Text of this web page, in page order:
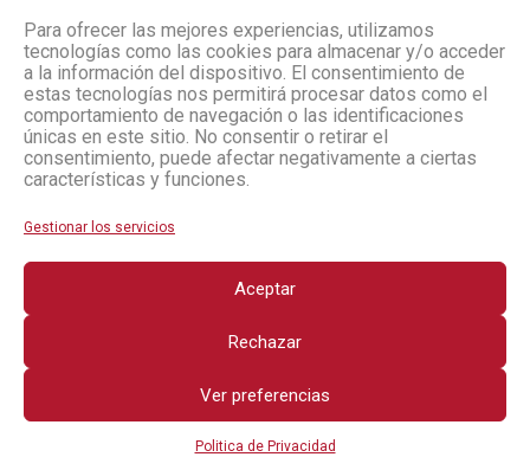
Para ofrecer las mejores experiencias, utilizamos
tecnologías como las cookies para almacenar y/o acceder
a la información del dispositivo. El consentimiento de
estas tecnologías nos permitirá procesar datos como el
comportamiento de navegación o las identificaciones
únicas en este sitio. No consentir o retirar el
consentimiento, puede afectar negativamente a ciertas
características y funciones.
Gestionar los servicios
Aceptar
Rechazar
Ver preferencias
Politica de Privacidad